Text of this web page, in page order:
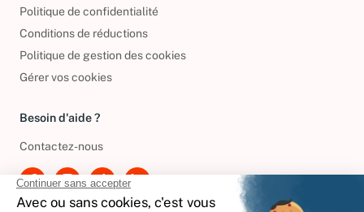
Politique de confidentialité
Conditions de réductions
Politique de gestion des cookies
Gérer vos cookies
Besoin d'aide ?
Contactez-nous